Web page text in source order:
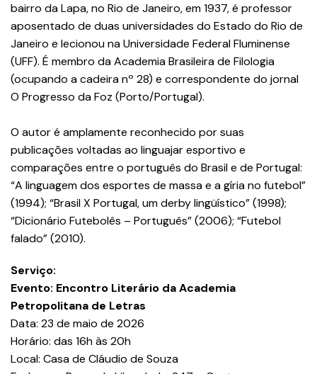
bairro da Lapa, no Rio de Janeiro, em 1937, é professor
aposentado de duas universidades do Estado do Rio de
Janeiro e lecionou na Universidade Federal Fluminense
(UFF). É membro da Academia Brasileira de Filologia
(ocupando a cadeira nº 28) e correspondente do jornal
O Progresso da Foz (Porto/Portugal).
O autor é amplamente reconhecido por suas
publicações voltadas ao linguajar esportivo e
comparações entre o português do Brasil e de Portugal:
“A linguagem dos esportes de massa e a gíria no futebol”
(1994); “Brasil X Portugal, um derby lingüístico” (1998);
“Dicionário Futebolês – Português” (2006); “Futebol
falado” (2010).
Serviço:
Evento: Encontro Literário da Academia
Petropolitana de Letras
Data: 23 de maio de 2026
Horário: das 16h às 20h
Local: Casa de Cláudio de Souza